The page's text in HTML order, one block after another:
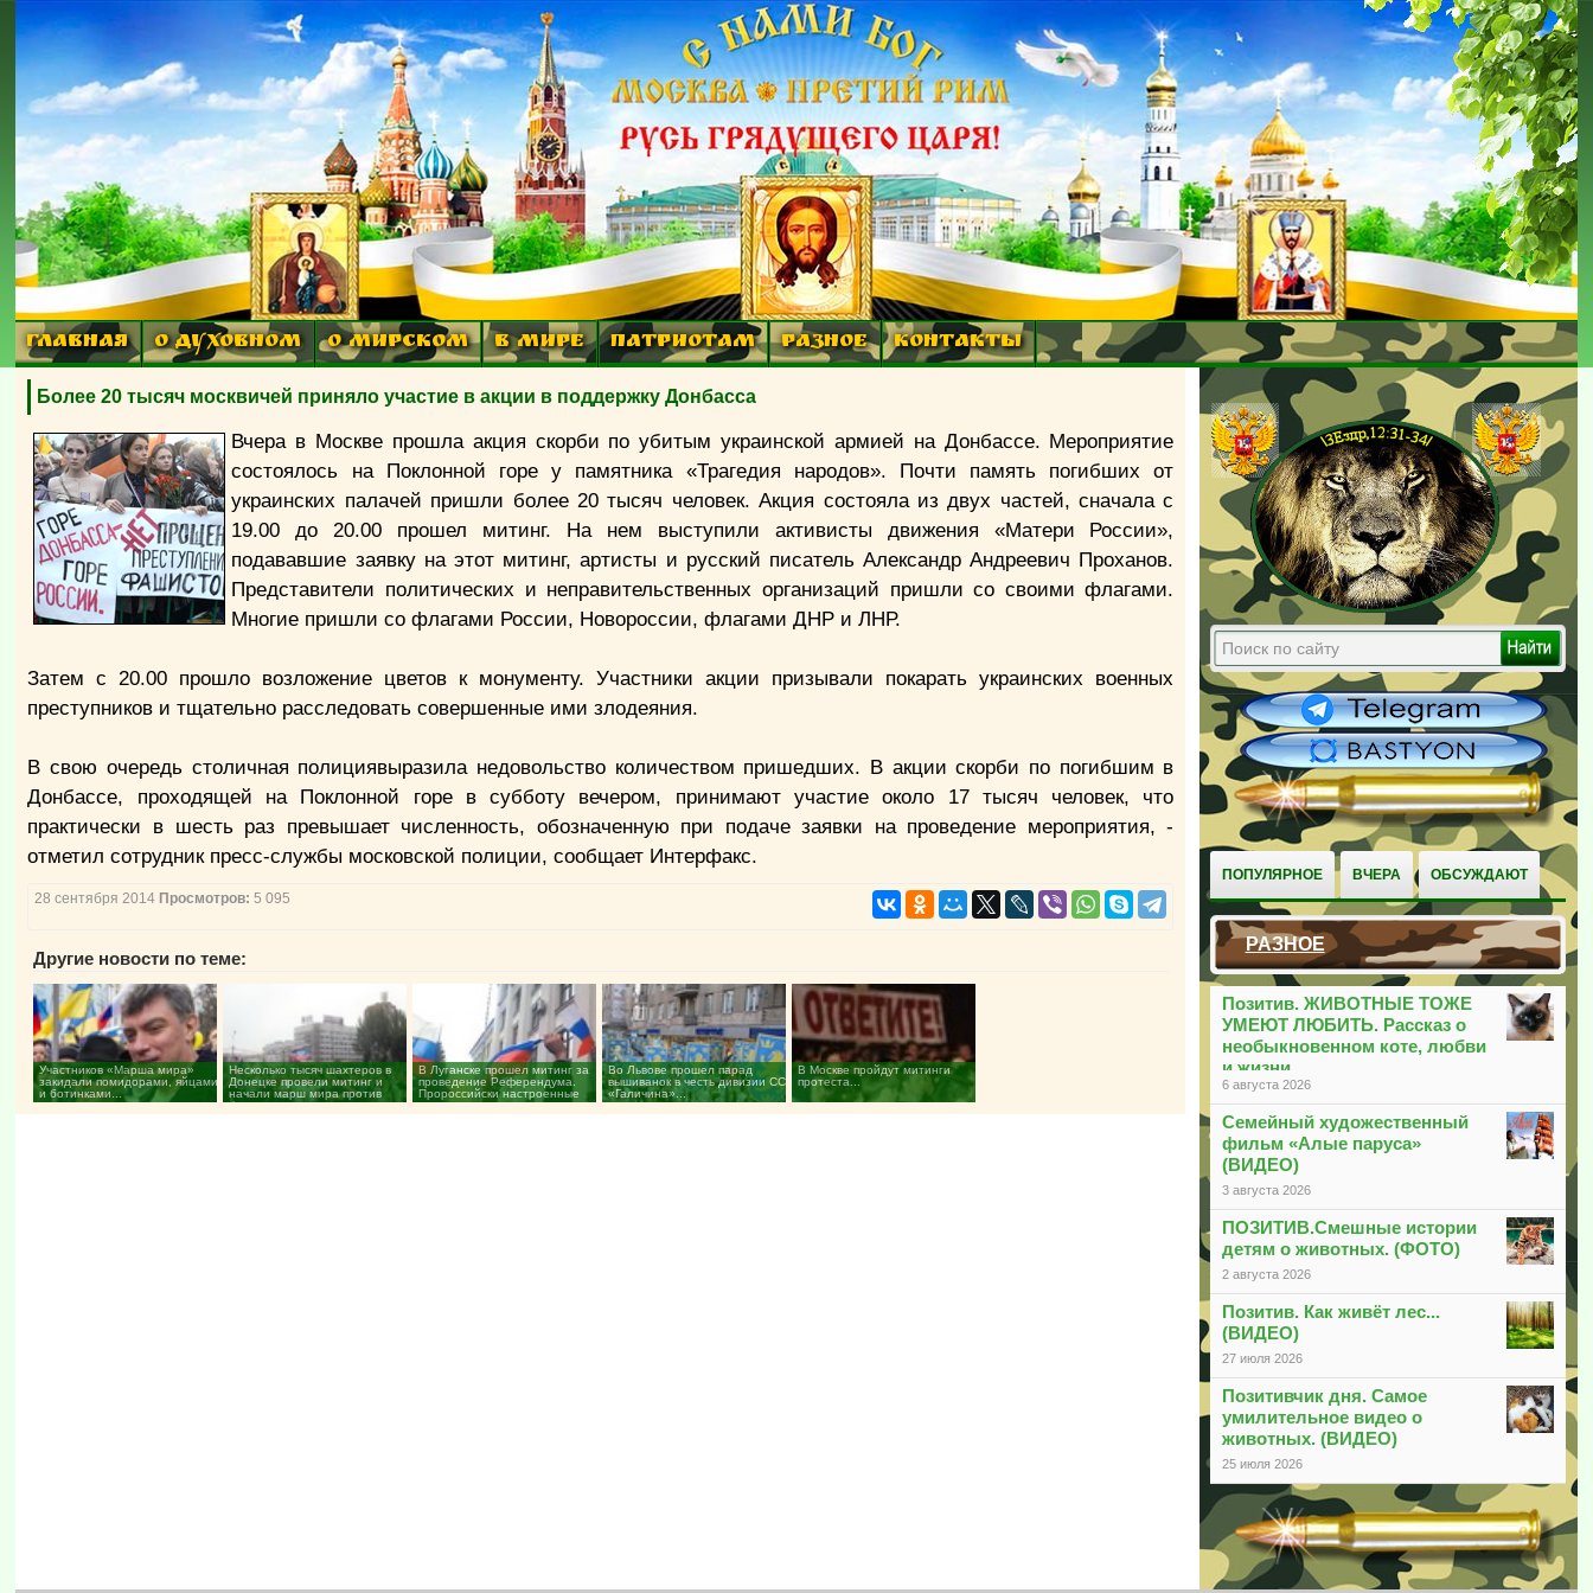
ГЛАВНАЯ О ДУХОВНОМ О МИРСКОМ В МИРЕ ПАТРИОТАМ РАЗНОЕ КОНТАКТЫ
ПОПУЛЯРНОЕ ВЧЕРА ОБСУЖДАЮТ
РАЗНОЕ
Позитив. ЖИВОТНЫЕ ТОЖЕ
УМЕЮТ ЛЮБИТЬ. Рассказ о
необыкновенном коте, любви
и жизни
6 августа 2026
Семейный художественный
фильм «Алые паруса»
(ВИДЕО)
3 августа 2026
ПОЗИТИВ.Смешные истории
детям о животных. (ФОТО)
2 августа 2026
Позитив. Как живёт лес...
(ВИДЕО)
27 июля 2026
Позитивчик дня. Самое
умилительное видео о
животных. (ВИДЕО)
25 июля 2026
Более 20 тысяч москвичей приняло участие в акции в поддержку Донбасса
Вчера в Москве прошла акция скорби по убитым украинской армией на Донбассе. Мероприятие
состоялось на Поклонной горе у памятника «Трагедия народов». Почти память погибших от
украинских палачей пришли более 20 тысяч человек. Акция состояла из двух частей, сначала с
19.00 до 20.00 прошел митинг. На нем выступили активисты движения «Матери России»,
подававшие заявку на этот митинг, артисты и русский писатель Александр Андреевич Проханов.
Представители политических и неправительственных организаций пришли со своими флагами.
Многие пришли со флагами России, Новороссии, флагами ДНР и ЛНР.
Затем с 20.00 прошло возложение цветов к монументу. Участники акции призывали покарать украинских военных
преступников и тщательно расследовать совершенные ими злодеяния.
В свою очередь столичная полициявыразила недовольство количеством пришедших. В акции скорби по погибшим в
Донбассе, проходящей на Поклонной горе в субботу вечером, принимают участие около 17 тысяч человек, что
практически в шесть раз превышает численность, обозначенную при подаче заявки на проведение мероприятия, -
отметил сотрудник пресс-службы московской полиции, сообщает Интерфакс.
28 сентября 2014 Просмотров: 5 095
Другие новости по теме:
Участников «Марша мира»
закидали помидорами, яйцами
и ботинками...
Несколько тысяч шахтеров в
Донецке провели митинг и
начали марш мира против
фашизма...
В Луганске прошел митинг за
проведение Референдума.
Пророссийски настроенные
митингующие выдворили...
Во Львове прошел парад
вышиванок в честь дивизии СС
«Галичина»...
В Москве пройдут митинги
протеста...